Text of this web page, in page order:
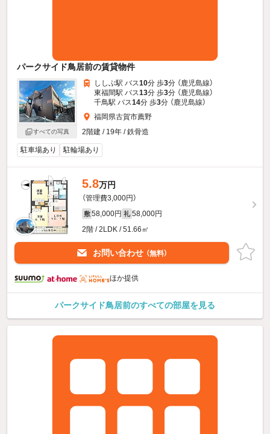
パークサイド鳥居前の賃貸物件
すべての写真
ししぶ駅 バス10分 歩3分 （鹿児島線）
東福間駅 バス13分 歩3分 （鹿児島線）
千鳥駅 バス14分 歩3分 （鹿児島線）
福岡県古賀市薦野
2階建 / 19年 / 鉄骨造
駐車場あり 駐輪場あり
5.8万円
（管理費3,000円）
敷 58,000円 礼 58,000円
2階 / 2LDK / 51.66㎡
お問い合わせ （無料）
ほか提供
パークサイド鳥居前のすべての部屋を見る